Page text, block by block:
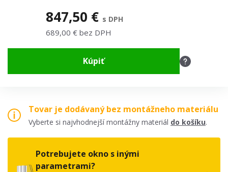
847,50 € s DPH
689,00 € bez DPH
Kúpiť
Tovar je dodávaný bez montážneho materiálu
Vyberte si najvhodnejší montážny materiál do košíku.
Potrebujete okno s inými
parametrami?